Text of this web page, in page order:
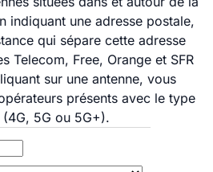
indiquant une adresse postale,
qui sépare cette adresse
Telecom, Free, Orange et SFR
sur une antenne, vous
présents avec le type
5G ou 5G+).